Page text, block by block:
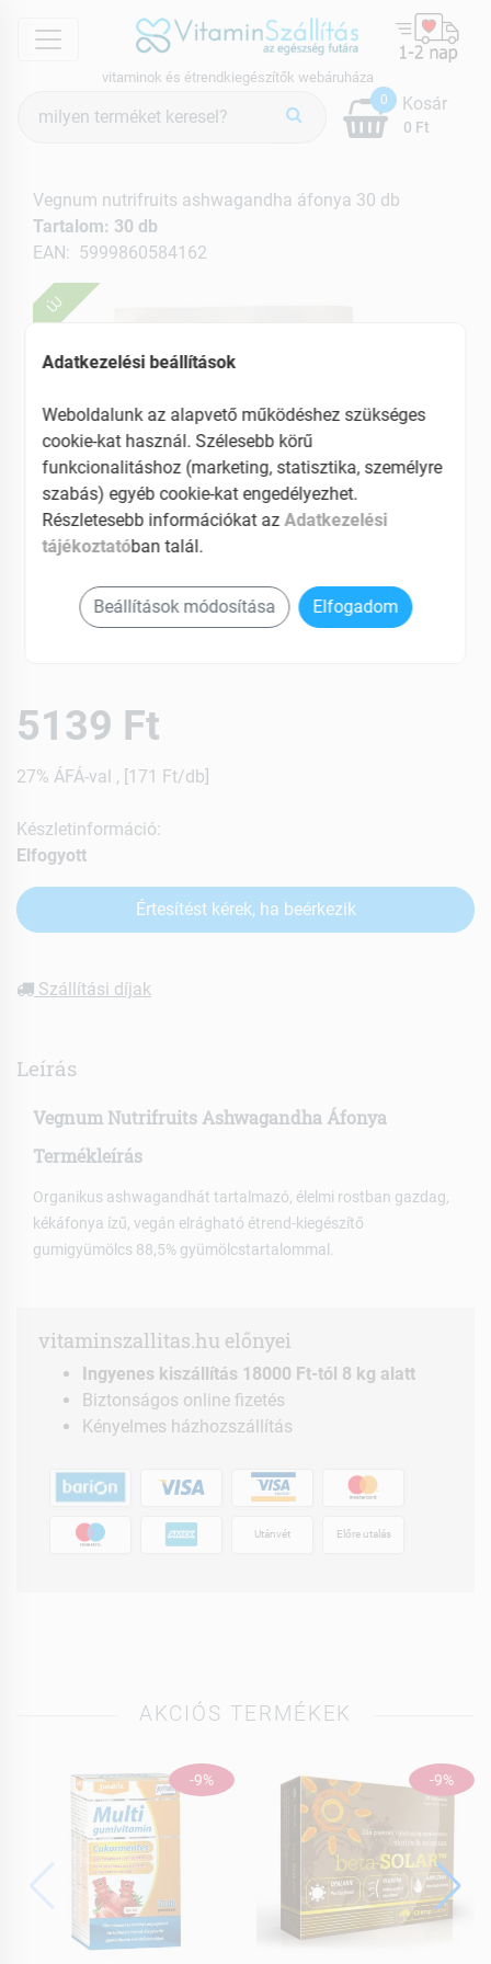
menu
vitaminok és étrendkiegészítők webáruháza
keresés
0
0 Ft
Kosár
ÚJ
Vegnum nutrifruits ashwagandha áfonya 30 db
Tartalom: 30 db
EAN: 5999860584162
5139 Ft
27% ÁFÁ-val , [171 Ft/db]
Készletinformáció:
Elfogyott
Értesítést kérek, ha beérkezik
Szállítási díjak
Leírás
Vegnum Nutrifruits Ashwagandha Áfonya
Termékleírás
Organikus ashwagandhát tartalmazó, élelmi rostban gazdag,
kékáfonya ízű, vegán elrágható étrend-kiegészítő
gumigyümölcs 88,5% gyümölcstartalommal.
vitaminszallitas.hu előnyei
Ingyenes kiszállítás 18000 Ft-tól 8 kg alatt
Biztonságos online fizetés
Kényelmes házhozszállítás
Utánvét Előre utalás
AKCIÓS TERMÉKEK
-9% -9%
Adatkezelési beállítások
Weboldalunk az alapvető működéshez szükséges
cookie-kat használ. Szélesebb körű
funkcionalitáshoz (marketing, statisztika, személyre
szabás) egyéb cookie-kat engedélyezhet.
Részletesebb információkat azAdatkezelési
tájékoztatóban talál.
Beállítások módosítása Elfogadom